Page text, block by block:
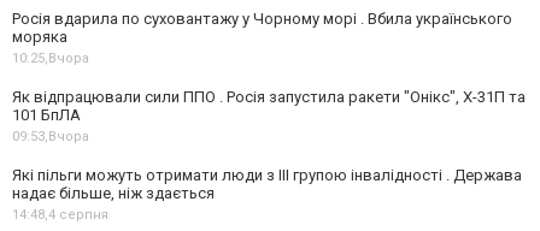
Росія вдарила по суховантажу у Чорному морі . Вбила українського
моряка
10:25,Вчора
Як відпрацювали сили ППО . Росія запустила ракети "Онікс", Х-31П та
101 БпЛА
09:53,Вчора
Які пільги можуть отримати люди з III групою інвалідності . Держава
надає більше, ніж здається
14:48,4 серпня